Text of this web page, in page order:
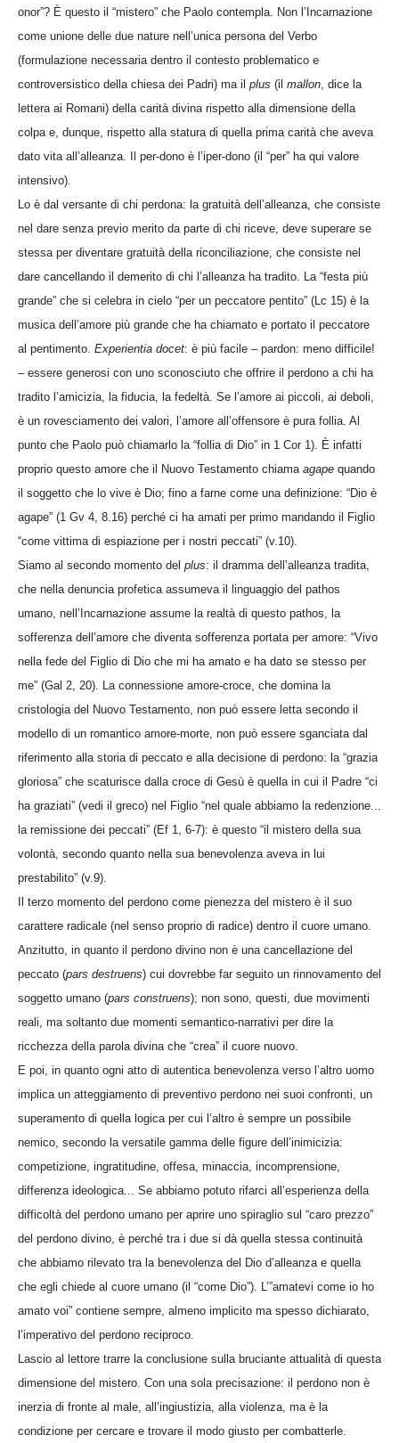
onor”? È questo il “mistero” che Paolo contempla. Non l’Incarnazione
come unione delle due nature nell’unica persona del Verbo
(formulazione necessaria dentro il contesto problematico e
controversistico della chiesa dei Padri) ma il plus (il mallon , dice la
lettera ai Romani) della carità divina rispetto alla dimensione della
colpa e, dunque, rispetto alla statura di quella prima carità che aveva
dato vita all’alleanza. Il per-dono è l’iper-dono (il “per” ha qui valore
intensivo).
Lo è dal versante di chi perdona: la gratuità dell’alleanza, che consiste
nel dare senza previo merito da parte di chi riceve, deve superare se
stessa per diventare gratuità della riconciliazione, che consiste nel
dare cancellando il demerito di chi l’alleanza ha tradito. La “festa più
grande” che si celebra in cielo “per un peccatore pentito” (Lc 15) è la
musica dell’amore più grande che ha chiamato e portato il peccatore
al pentimento. Experientia docet: è più facile – pardon: meno difficile!
– essere generosi con uno sconosciuto che offrire il perdono a chi ha
tradito l’amicizia, la fiducia, la fedeltà. Se l’amore ai piccoli, ai deboli,
è un rovesciamento dei valori, l’amore all’offensore è pura follia. Al
punto che Paolo può chiamarlo la “follia di Dio” in 1 Cor 1). È infatti
proprio questo amore che il Nuovo Testamento chiama agape quando
il soggetto che lo vive è Dio; fino a farne come una definizione: “Dio è
agape” (1 Gv 4, 8.16) perché ci ha amati per primo mandando il Figlio
“come vittima di espiazione per i nostri peccati” (v.10).
Siamo al secondo momento del plus: il dramma dell’alleanza tradita,
che nella denuncia profetica assumeva il linguaggio del pathos
umano, nell’Incarnazione assume la realtà di questo pathos, la
sofferenza dell’amore che diventa sofferenza portata per amore: “Vivo
nella fede del Figlio di Dio che mi ha amato e ha dato se stesso per
me” (Gal 2, 20). La connessione amore-croce, che domina la
cristologia del Nuovo Testamento, non può essere letta secondo il
modello di un romantico amore-morte, non può essere sganciata dal
riferimento alla storia di peccato e alla decisione di perdono: la “grazia
gloriosa” che scaturisce dalla croce di Gesù è quella in cui il Padre “ci
ha graziati” (vedi il greco) nel Figlio “nel quale abbiamo la redenzione...
la remissione dei peccati” (Ef 1, 6-7): è questo “il mistero della sua
volontà, secondo quanto nella sua benevolenza aveva in lui
prestabilito” (v.9).
Il terzo momento del perdono come pienezza del mistero è il suo
carattere radicale (nel senso proprio di radice) dentro il cuore umano.
Anzitutto, in quanto il perdono divino non è una cancellazione del
peccato (pars destruens) cui dovrebbe far seguito un rinnovamento del
soggetto umano (pars construens); non sono, questi, due movimenti
reali, ma soltanto due momenti semantico-narrativi per dire la
ricchezza della parola divina che “crea” il cuore nuovo.
E poi, in quanto ogni atto di autentica benevolenza verso l’altro uomo
implica un atteggiamento di preventivo perdono nei suoi confronti, un
superamento di quella logica per cui l’altro è sempre un possibile
nemico, secondo la versatile gamma delle figure dell’inimicizia:
competizione, ingratitudine, offesa, minaccia, incomprensione,
differenza ideologica... Se abbiamo potuto rifarci all’esperienza della
difficoltà del perdono umano per aprire uno spiraglio sul “caro prezzo”
del perdono divino, è perché tra i due si dà quella stessa continuità
che abbiamo rilevato tra la benevolenza del Dio d’alleanza e quella
che egli chiede al cuore umano (il “come Dio”). L’”amatevi come io ho
amato voi” contiene sempre, almeno implicito ma spesso dichiarato,
l’imperativo del perdono reciproco.
Lascio al lettore trarre la conclusione sulla bruciante attualità di questa
dimensione del mistero. Con una sola precisazione: il perdono non è
inerzia di fronte al male, all’ingiustizia, alla violenza, ma è la
condizione per cercare e trovare il modo giusto per combatterle.